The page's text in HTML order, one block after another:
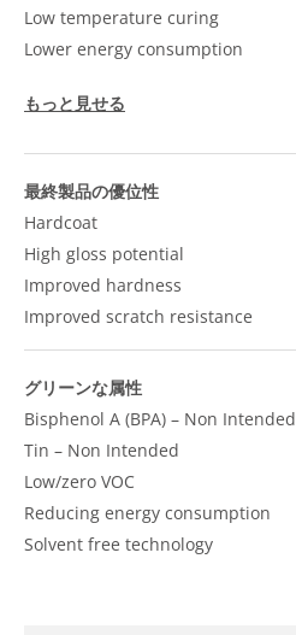
Low temperature curing
Lower energy consumption
もっと見せる
最終製品の優位性
Hardcoat
High gloss potential
Improved hardness
Improved scratch resistance
グリーンな属性
Bisphenol A (BPA) – Non Intended
Tin – Non Intended
Low/zero VOC
Reducing energy consumption
Solvent free technology